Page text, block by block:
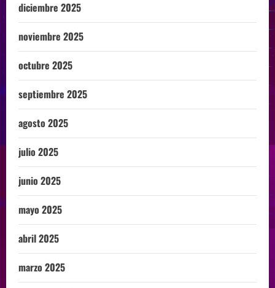
diciembre 2025
noviembre 2025
octubre 2025
septiembre 2025
agosto 2025
julio 2025
junio 2025
mayo 2025
abril 2025
marzo 2025